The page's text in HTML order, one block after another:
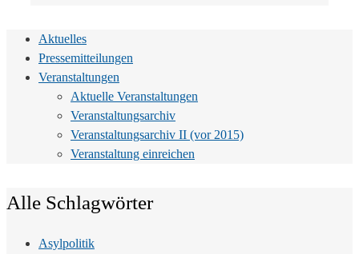
Aktuelles
Pressemitteilungen
Veranstaltungen
Aktuelle Veranstaltungen
Veranstaltungsarchiv
Veranstaltungsarchiv II (vor 2015)
Veranstaltung einreichen
Alle Schlagwörter
Asylpolitik